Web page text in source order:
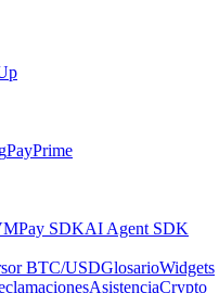
PayPrime
Pay SDKAI Agent SDK
BTC/USDGlosarioWidgets
AsistenciaCrypto